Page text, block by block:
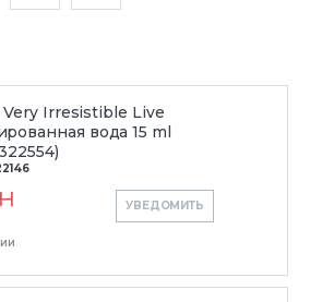
Irresistible Live
вода 15 ml
УВЕДОМИТЬ